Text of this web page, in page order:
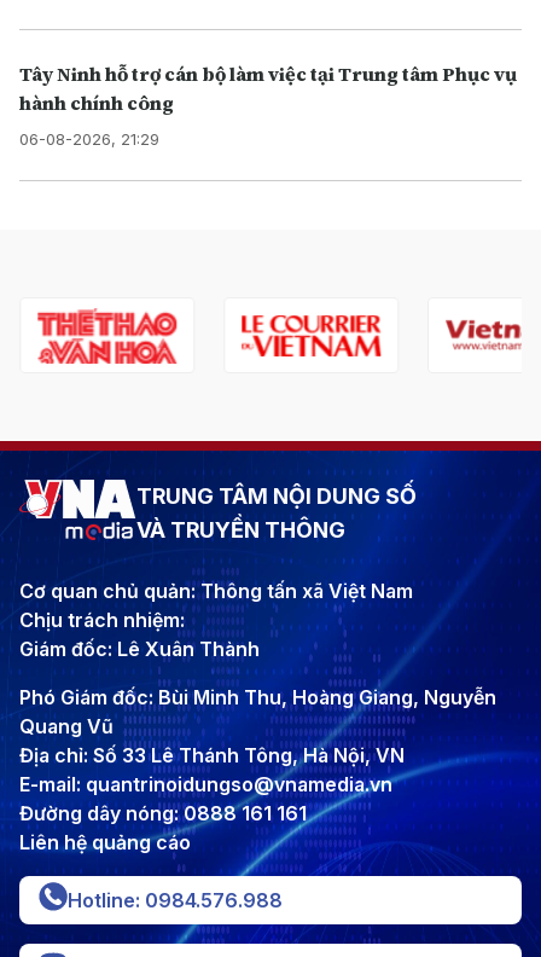
Tây Ninh hỗ trợ cán bộ làm việc tại Trung tâm Phục vụ
hành chính công
06-08-2026, 21:29
TRUNG TÂM NỘI DUNG SỐ
VÀ TRUYỀN THÔNG
Cơ quan chủ quản: Thông tấn xã Việt Nam
Chịu trách nhiệm:
Giám đốc: Lê Xuân Thành
Phó Giám đốc: Bùi Minh Thu, Hoàng Giang, Nguyễn
Quang Vũ
Địa chỉ: Số 33 Lê Thánh Tông, Hà Nội, VN
E-mail: quantrinoidungso@vnamedia.vn
Đường dây nóng: 0888 161 161
Liên hệ quảng cáo
Hotline: 0984.576.988